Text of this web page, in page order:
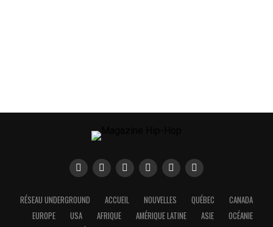
RÉSEAU UNDERGROUND ACCUEIL NOUVELLES QUÉBEC
CANADA
EUROPE
USA AFRIQUE AMÉRIQUE LATINE ASIE
OCÉANIE